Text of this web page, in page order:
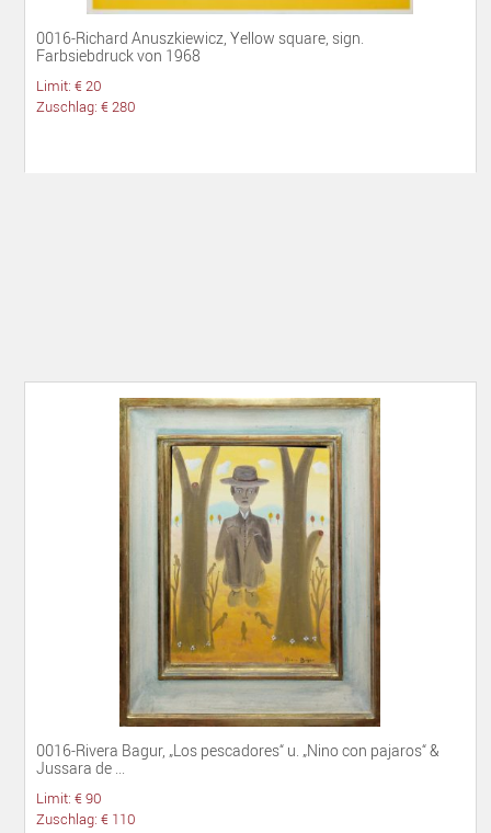
0016-Richard Anuszkiewicz, Yellow square, sign.
Farbsiebdruck von 1968
Limit: € 20
Zuschlag: € 280
0016-Rivera Bagur, „Los pescadores“ u. „Nino con pajaros“ &
Jussara de ...
Limit: € 90
Zuschlag: € 110